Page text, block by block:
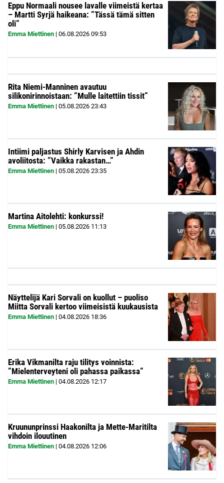
Eppu Normaali nousee lavalle viimeistä kertaa
– Martti Syrjä haikeana: ”Tässä tämä sitten
oli”
Emma Miettinen | 06.08.2026 09:53
Rita Niemi-Manninen avautuu
silikonirinnoistaan: ”Mulle laitettiin tissit”
Emma Miettinen | 05.08.2026 23:43
Intiimi paljastus Shirly Karvisen ja Ahdin
avoliitosta: ”Vaikka rakastan…”
Emma Miettinen | 05.08.2026 23:35
Martina Aitolehti: konkurssi!
Emma Miettinen | 05.08.2026 11:13
Näyttelijä Kari Sorvali on kuollut – puoliso
Miitta Sorvali kertoo viimeisistä kuukausista
Emma Miettinen | 04.08.2026 18:36
Erika Vikmanilta raju tilitys voinnista:
”Mielenterveyteni oli pahassa paikassa”
Emma Miettinen | 04.08.2026 12:17
Kruununprinssi Haakonilta ja Mette-Maritilta
vihdoin ilouutinen
Emma Miettinen | 04.08.2026 12:06